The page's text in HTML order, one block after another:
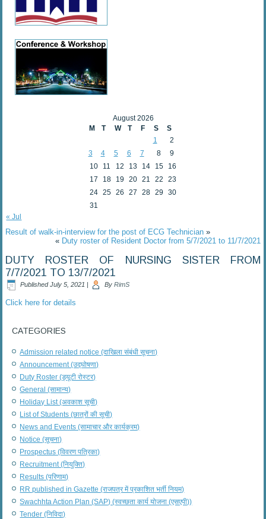
August 2026
M
T W T F S
S
1
2
3
4 5 6 7 8
9
10
11 12 13 14 15
16
17
18 19 20 21 22
23
24 25 26 27 28 29
30
31
« Jul
Result of walk-in-interview for the post of ECG Technician »
« Duty roster of Resident Doctor from 5/7/2021 to 11/7/2021
DUTY ROSTER OF NURSING SISTER FROM
7/7/2021 TO 13/7/2021
Published July 5, 2021 | By RimS
Click here for details
CATEGORIES
Admission related notice (दाखिला संबंधी सूचना)
Announcement (उद्घोषणा)
Duty Roster (ड्यूटी रोस्टर)
General (सामान्य)
Holiday List (अवकाश सूची)
List of Students (छात्रों की सूची)
News and Events (सामाचार और कार्यक्रम)
Notice (सूचना)
Prospectus (विवरण पत्रिका)
Recruitment (नियुक्ति)
Results (परिणाम)
RR published in Gazette (राजपत्र में प्रकाशित भर्ती नियम)
Swachhta Action Plan (SAP) (स्वच्छता कार्य योजना (एसएपी))
Tender (निविदा)